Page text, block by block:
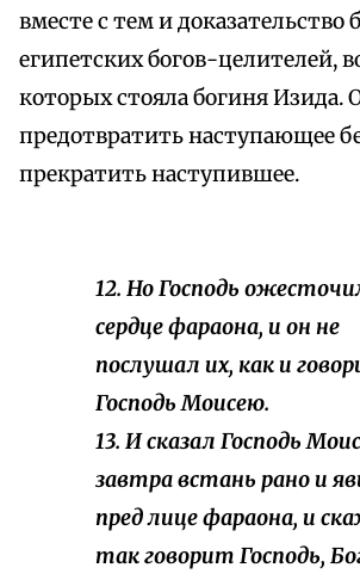
вместе с тем и доказательство
египетских богов-целителей,
которых стояла богиня Изида.
предотвратить наступающее
прекратить наступившее.
12. Но Господь
сердце фараона, и он не
послушал их, как и
Господь Моисею.
13. И сказал Господь
завтра встань рано и
пред лице фараона, и
так говорит Господь,